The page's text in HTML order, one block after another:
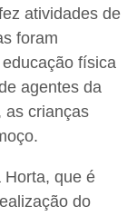
atividades de
foram
física
agentes da
as crianças
Horta, que é
do